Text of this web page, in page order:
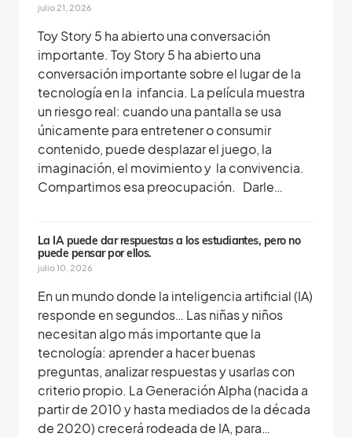
julio 21, 2026
Toy Story 5 ha abierto una conversación
importante. Toy Story 5 ha abierto una
conversación importante sobre el lugar de la
tecnología en la infancia. La película muestra
un riesgo real: cuando una pantalla se usa
únicamente para entretener o consumir
contenido, puede desplazar el juego, la
imaginación, el movimiento y la convivencia.
Compartimos esa preocupación. Darle…
La IA puede dar respuestas a los estudiantes, pero no
puede pensar por ellos.
julio 10, 2026
En un mundo donde la inteligencia artificial (IA)
responde en segundos… Las niñas y niños
necesitan algo más importante que la
tecnología: aprender a hacer buenas
preguntas, analizar respuestas y usarlas con
criterio propio. La Generación Alpha (nacida a
partir de 2010 y hasta mediados de la década
de 2020) crecerá rodeada de IA, para…